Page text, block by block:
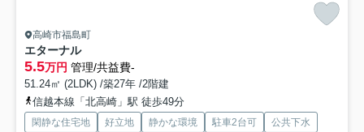
高崎市福島町
エターナル
5.5万円 管理/共益費-
51.24㎡ (2LDK) /築27年 /2階建
信越本線「北高崎」駅 徒歩49分
閑静な住宅地 好立地 静かな環境 駐車2台可 公共下水